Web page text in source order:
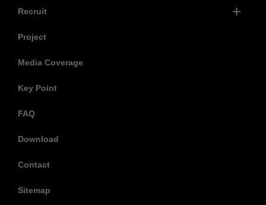
Recruit
Project
Media Coverage
Key Point
FAQ
Download
Contact
Sitemap